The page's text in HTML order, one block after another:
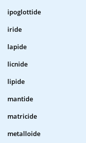
ipoglottide
iride
lapide
licnide
lipide
mantide
matricide
metalloide